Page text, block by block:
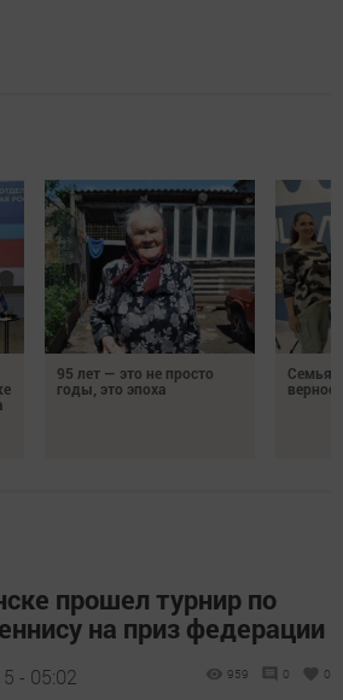
95 лет — это не просто
годы, это эпоха
Семья
прошел турнир по
на приз федерации
- 05:02 959 0 0